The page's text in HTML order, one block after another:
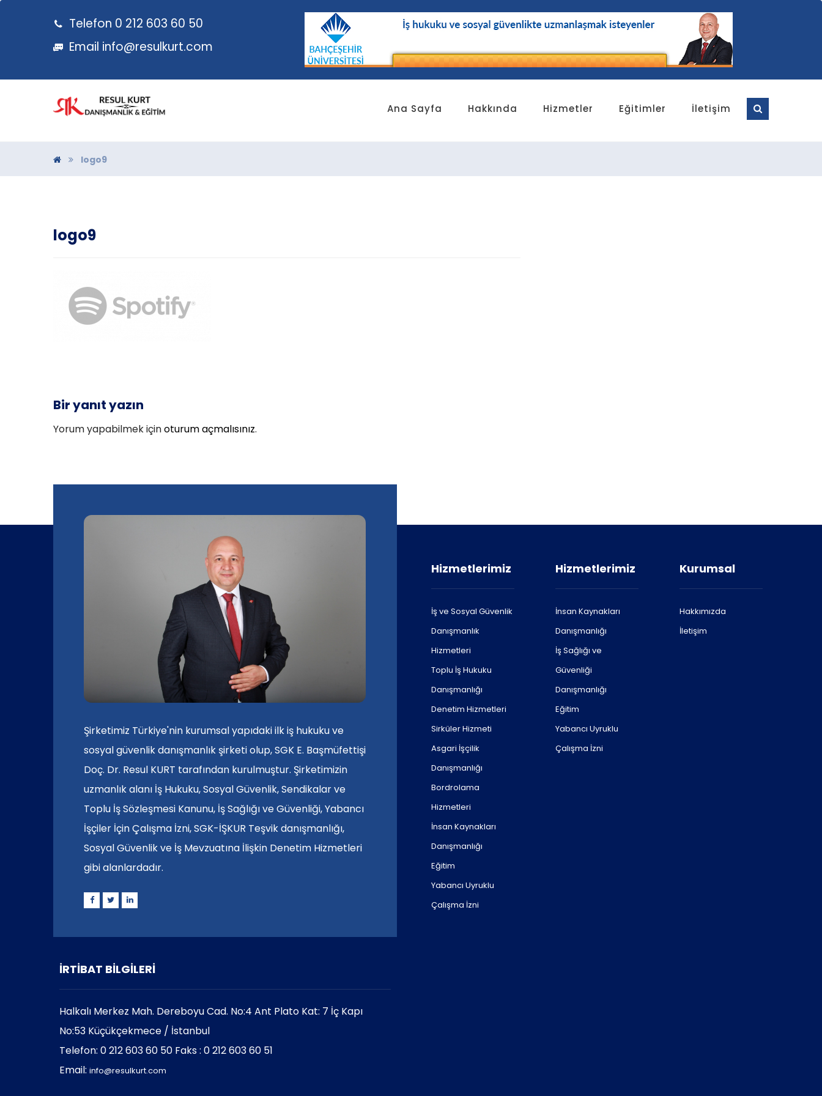
Telefon 0 212 603 60 50
Email info@resulkurt.com
Ana Sayfa Hakkında Hizmetler Eğitimler İletişim
logo9
logo9
Bir yanıt yazın
Yorum yapabilmek içinoturum açmalısınız.
Şirketimiz Türkiye'nin kurumsal yapıdaki ilk iş hukuku ve
sosyal güvenlik danışmanlık şirketi olup, SGK E. Başmüfettişi
Doç. Dr. Resul KURT tarafından kurulmuştur. Şirketimizin
uzmanlık alanı İş Hukuku, Sosyal Güvenlik, Sendikalar ve
Toplu İş Sözleşmesi Kanunu, İş Sağlığı ve Güvenliği, Yabancı
İşçiler İçin Çalışma İzni, SGK-İŞKUR Teşvik danışmanlığı,
Sosyal Güvenlik ve İş Mevzuatına İlişkin Denetim Hizmetleri
gibi alanlardadır.
İRTİBAT BİLGİLERİ
Halkalı Merkez Mah. Dereboyu Cad. No:4 Ant Plato Kat: 7 İç Kapı
No:53 Küçükçekmece / İstanbul
Telefon: 0 212 603 60 50 Faks : 0 212 603 60 51
Email: info@resulkurt.com
Hizmetlerimiz
İş ve Sosyal Güvenlik
Danışmanlık
Hizmetleri
Toplu İş Hukuku
Danışmanlığı
Denetim Hizmetleri
Sirküler Hizmeti
Asgari İşçilik
Danışmanlığı
Bordrolama
Hizmetleri
İnsan Kaynakları
Danışmanlığı
Eğitim
Yabancı Uyruklu
Çalışma İzni
Hizmetlerimiz
İnsan Kaynakları
Danışmanlığı
İş Sağlığı ve
Güvenliği
Danışmanlığı
Eğitim
Yabancı Uyruklu
Çalışma İzni
Kurumsal
Hakkımızda
İletişim